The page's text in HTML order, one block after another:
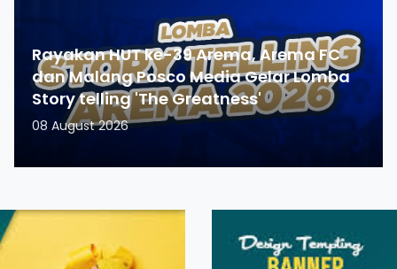
Rayakan HUT ke-39 Arema, Arema FC
dan Malang Posco Media Gelar Lomba
Story telling 'The Greatness'
08 August 2026